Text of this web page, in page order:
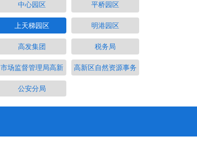
中心园区 平桥园区
上天梯园区 明港园区
高发集团 税务局
市场监督管理局高新 高新区自然资源事务
公安分局